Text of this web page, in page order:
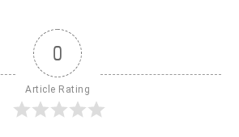
0
Article Rating